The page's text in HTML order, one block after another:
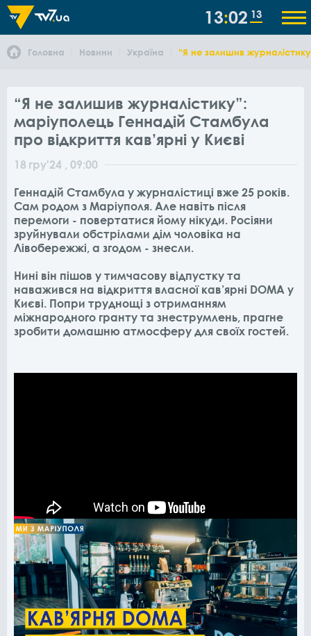
13 02 13
Головна Новини Україна “Я не залишив
“Я не залишив журналістику”:
маріуполець Геннадій Стамбула
про відкриття кав’ярні у Києві
18 гру'24 , 09:00
Геннадій Стамбула у журналістиці вже 25 років.
Сам родом з Маріуполя. Але навіть після
перемоги - повертатися йому нікуди. Росіяни
зруйнували обстрілами дім чоловіка на
Лівобережжі, а згодом - знесли.
Нині він пішов у тимчасову відпустку та
наважився на відкриття власної кав’ярні DOMA у
Києві. Попри труднощі з отриманням
міжнародного гранту та знеструмлень, прагне
зробити домашню атмосферу для своїх гостей.